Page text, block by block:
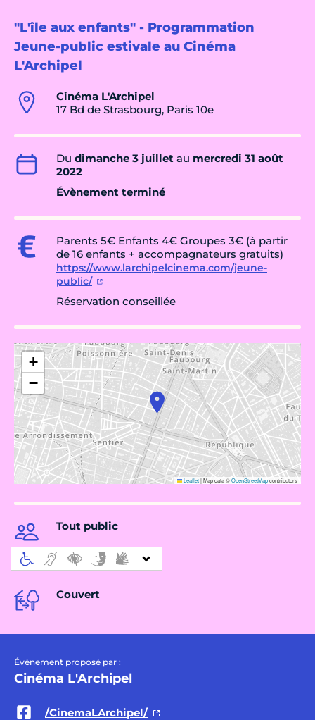
"L'île aux enfants" - Programmation
Jeune-public estivale au Cinéma
L'Archipel
Cinéma L'Archipel
17 Bd de Strasbourg, Paris 10e
Du dimanche 3 juillet au mercredi 31 août
2022
Évènement terminé
Parents 5€ Enfants 4€ Groupes 3€ (à partir
de 16 enfants + accompagnateurs gratuits)
https://www.larchipelcinema.com/jeune-
public/
Réservation conseillée
+
−
Leaflet|Map data ©OpenStreetMapcontributors
Tout public
Couvert
Évènement proposé par :
Cinéma L'Archipel
/CinemaLArchipel/